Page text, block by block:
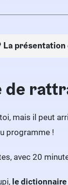
La
de
mais il peut
programme !
avec 20
le dictionnaire